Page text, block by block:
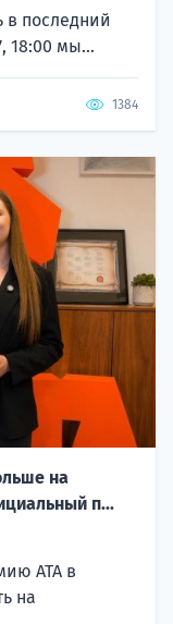
в последний
18:00 мы...
1384
на
п...
ATA в
на